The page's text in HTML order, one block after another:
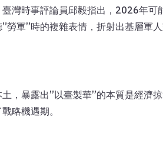
灣時事評論員邱毅指出，2026年
勞軍”時的複雜表情，折射出基層軍人
，暴露出”以臺製華”的本質是經濟
略機遇期。